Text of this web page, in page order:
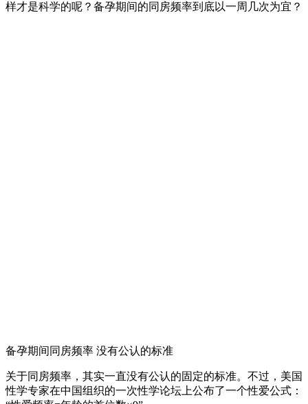
样才是科学的呢？备孕期间的同房频率到底以一周几次为宜？
备孕期间同房频率 没有公认的标准
关于同房频率，其实一直没有公认的固定的标准。不过，美国
性学专家在中国组织的一次性学论坛上公布了一个性爱公式：